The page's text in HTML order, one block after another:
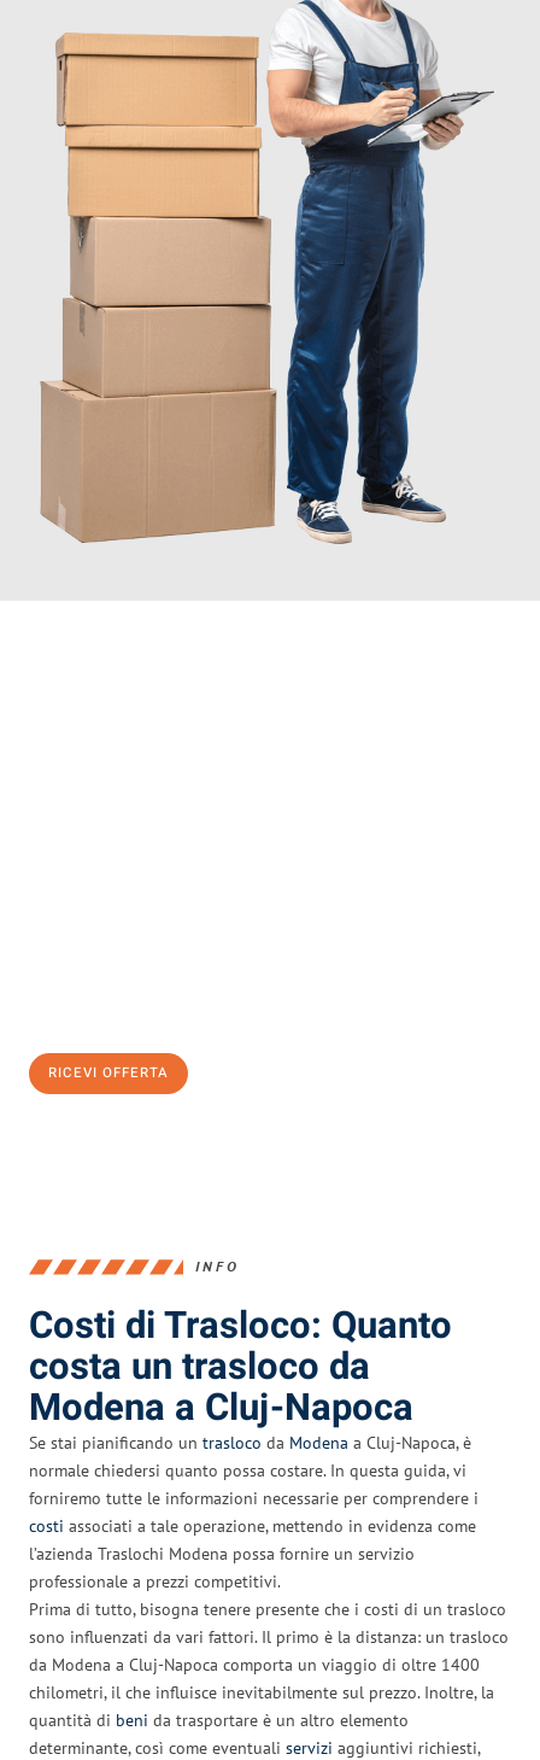
RICEVI OFFERTA
INFO
Costi di Trasloco: Quanto
costa un trasloco da
Modena a Cluj-Napoca
Se stai pianificando un trasloco da Modena a Cluj-Napoca, è
normale chiedersi quanto possa costare. In questa guida, vi
forniremo tutte le informazioni necessarie per comprendere i
costi associati a tale operazione, mettendo in evidenza come
l’azienda Traslochi Modena possa fornire un servizio
professionale a prezzi competitivi.
Prima di tutto, bisogna tenere presente che i costi di un trasloco
sono influenzati da vari fattori. Il primo è la distanza: un trasloco
da Modena a Cluj-Napoca comporta un viaggio di oltre 1400
chilometri, il che influisce inevitabilmente sul prezzo. Inoltre, la
quantità di beni da trasportare è un altro elemento
determinante, così come eventuali servizi aggiuntivi richiesti,